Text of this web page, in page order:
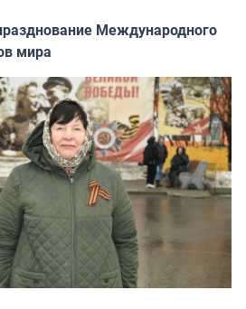
Международного
мира